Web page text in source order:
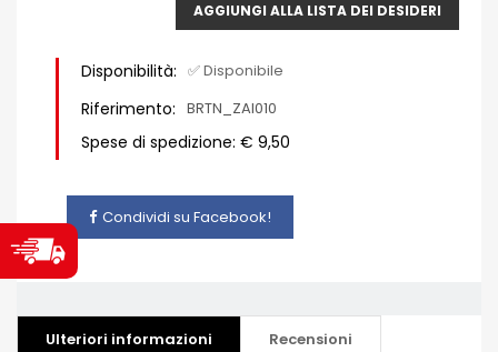
AGGIUNGI ALLA LISTA DEI DESIDERI
Disponibilità: ✅ Disponibile
Riferimento: BRTN_ZAI010
Spese di spedizione: € 9,50
Condividi su Facebook!
Ulteriori informazioni Recensioni